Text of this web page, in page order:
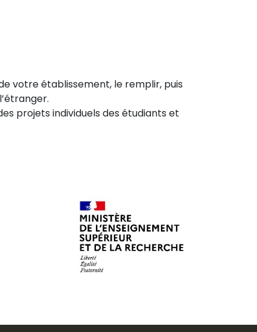
votre établissement, le remplir, puis
projets individuels des étudiants et